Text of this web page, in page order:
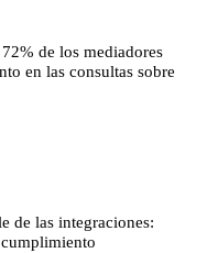
de los mediadores
en las consultas sobre
de las integraciones: